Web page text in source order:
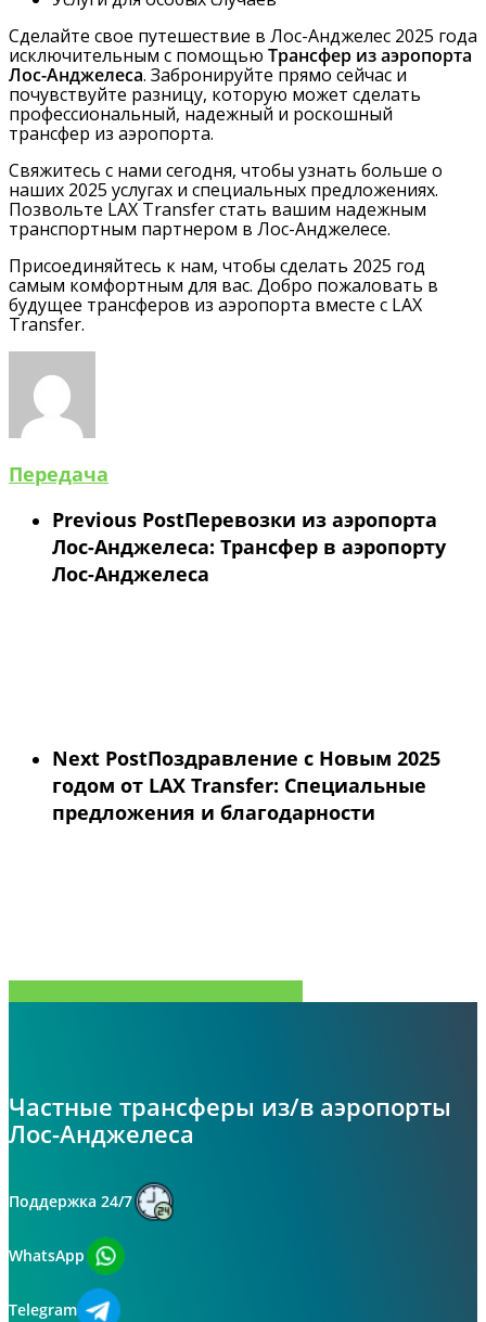
Сделайте свое путешествие в Лос-Анджелес 2025 года
исключительным с помощью Трансфер из аэропорта
Лос-Анджелеса. Забронируйте прямо сейчас и
почувствуйте разницу, которую может сделать
профессиональный, надежный и роскошный
трансфер из аэропорта.
Свяжитесь с нами сегодня, чтобы узнать больше о
наших 2025 услугах и специальных предложениях.
Позвольте LAX Transfer стать вашим надежным
транспортным партнером в Лос-Анджелесе.
Присоединяйтесь к нам, чтобы сделать 2025 год
самым комфортным для вас. Добро пожаловать в
будущее трансферов из аэропорта вместе с LAX
Transfer.
Передача
Previous PostПеревозки из аэропорта
Лос-Анджелеса: Трансфер в аэропорту
Лос-Анджелеса
Next PostПоздравление с Новым 2025
годом от LAX Transfer: Специальные
предложения и благодарности
Частные трансферы из/в аэропорты
Лос-Анджелеса
Поддержка 24/7
WhatsApp
Telegram